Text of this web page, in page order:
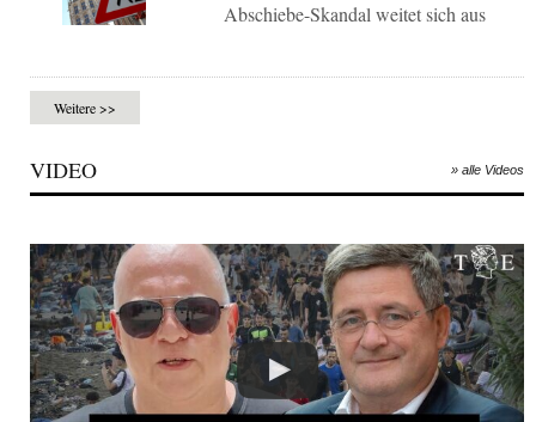
Abschiebe-Skandal weitet sich aus
Weitere >>
VIDEO » alle Videos